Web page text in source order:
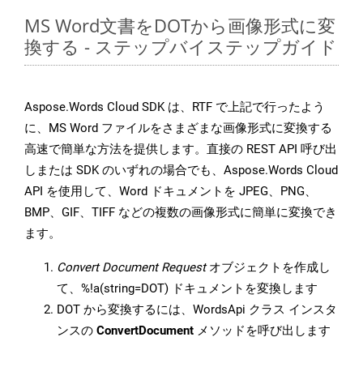
MS Word文書をDOTから画像形式に変
換する - ステップバイステップガイド
Aspose.Words Cloud SDK は、RTF で上記で行ったよう
に、MS Word ファイルをさまざまな画像形式に変換する
高速で簡単な方法を提供します。直接の REST API 呼び出
しまたは SDK のいずれの場合でも、Aspose.Words Cloud
API を使用して、Word ドキュメントを JPEG、PNG、
BMP、GIF、TIFF などの複数の画像形式に簡単に変換でき
ます。
Convert Document Requestオブジェクトを作成し
て、%!a(string=DOT) ドキュメントを変換します
DOT から変換するには、WordsApi クラス インスタ
ンスの ConvertDocument メソッドを呼び出します